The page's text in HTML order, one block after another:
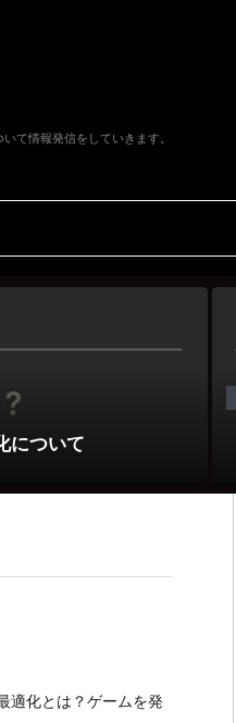
て情報発信をしていきます。
について
適化とは？ゲームを発